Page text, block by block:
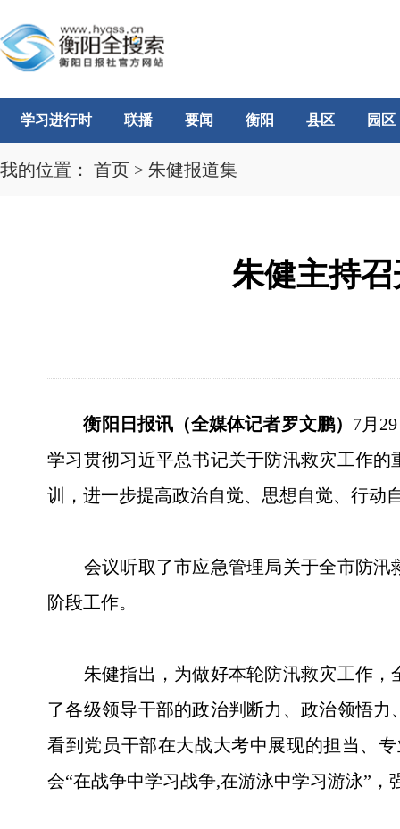
学习进行时 联播 要闻 衡阳 县区 园区
我的位置： 首页 > 朱健报道集
朱健主持
衡阳日报讯（全媒体记者罗文鹏） 7月
学习贯彻习近平总书记关于防汛救灾工作
训，进一步提高政治自觉、思想自觉、行动
会议听取了市应急管理局关于全市防汛
阶段工作。
朱健指出，为做好本轮防汛救灾工作，
了各级领导干部的政治判断力、政治领悟
看到党员干部在大战大考中展现的担当、
会“在战争中学习战争,在游泳中学习游泳”